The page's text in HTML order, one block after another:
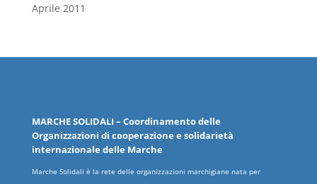
Aprile 2011
MARCHESOLIDALI– Coordinamento delle
Organizzazioni di cooperazione e solidarietà
internazionale delle Marche
Marche Solidali è la rete delle organizzazioni marchigiane nata per